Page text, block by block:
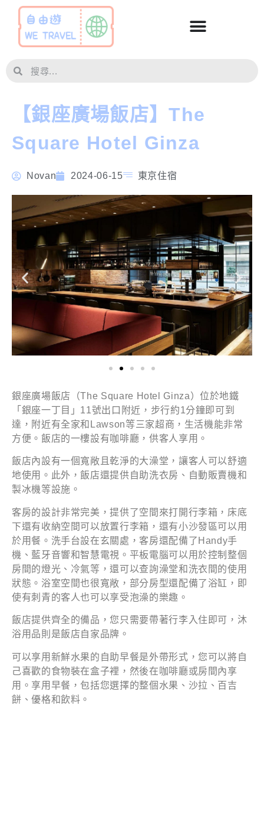
【銀座廣場飯店】The
Square Hotel Ginza
Novan 2024-06-15 東京住宿
銀座廣場飯店（The Square Hotel Ginza）位於地鐵
「銀座一丁目」11號出口附近，步行約1分鐘即可到
達，附近有全家和Lawson等三家超商，生活機能非常
方便。飯店的一樓設有咖啡廳，供客人享用。
飯店內設有一個寬敞且乾淨的大澡堂，讓客人可以舒適
地使用。此外，飯店還提供自助洗衣房、自動販賣機和
製冰機等設施。
客房的設計非常完美，提供了空間來打開行李箱，床底
下還有收納空間可以放置行李箱，還有小沙發區可以用
於用餐。洗手台設在玄關處，客房還配備了Handy手
機、藍牙音響和智慧電視。平板電腦可以用於控制整個
房間的燈光、冷氣等，還可以查詢澡堂和洗衣間的使用
狀態。浴室空間也很寬敞，部分房型還配備了浴缸，即
使有刺青的客人也可以享受泡澡的樂趣。
飯店提供齊全的備品，您只需要帶著行李入住即可，沐
浴用品則是飯店自家品牌。
可以享用新鮮水果的自助早餐是外帶形式，您可以將自
己喜歡的食物裝在盒子裡，然後在咖啡廳或房間內享
用。享用早餐，包括您選擇的整個水果、沙拉、百吉
餅、優格和飲料。